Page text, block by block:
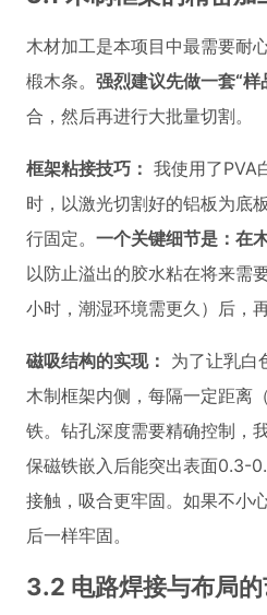
木材加工是本项目中最需要耐
椴木条。 强烈建议先做一套“样
合，然后再进行大批量切割。
框架粘接技巧： 我使用了PVA
时，以激光切割好的铝板为底
行固定。 一个关键细节是：在
以防止溢出的胶水粘在将来需
小时，潮湿环境需更久）后，
磁吸结构的实现： 为了让乳白
木制框架内侧，每隔一定距离
铁。钻孔深度需要精确控制，
保磁铁嵌入后能突出表面0.3-
接触，吸合更牢固。如果不小
后一样牢固。
3.2 电路焊接与布局